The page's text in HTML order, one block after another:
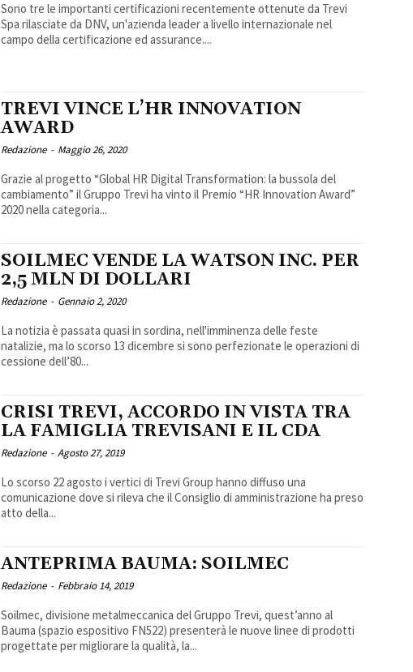
Sono tre le importanti certificazioni recentemente ottenute da Trevi
Spa rilasciate da DNV, un'azienda leader a livello internazionale nel
campo della certificazione ed assurance....
TREVI VINCE L’HR INNOVATION
AWARD
Redazione - Maggio 26, 2020
Grazie al progetto “Global HR Digital Transformation: la bussola del
cambiamento” il Gruppo Trevi ha vinto il Premio “HR Innovation Award”
2020 nella categoria...
SOILMEC VENDE LA WATSON INC. PER
2,5 MLN DI DOLLARI
Redazione - Gennaio 2, 2020
La notizia è passata quasi in sordina, nell'imminenza delle feste
natalizie, ma lo scorso 13 dicembre si sono perfezionate le operazioni di
cessione dell’80...
CRISI TREVI, ACCORDO IN VISTA TRA
LA FAMIGLIA TREVISANI E IL CDA
Redazione - Agosto 27, 2019
Lo scorso 22 agosto i vertici di Trevi Group hanno diffuso una
comunicazione dove si rileva che il Consiglio di amministrazione ha preso
atto della...
ANTEPRIMA BAUMA: SOILMEC
Redazione - Febbraio 14, 2019
Soilmec, divisione metalmeccanica del Gruppo Trevi, quest’anno al
Bauma (spazio espositivo FN522) presenterà le nuove linee di prodotti
progettate per migliorare la qualità, la...